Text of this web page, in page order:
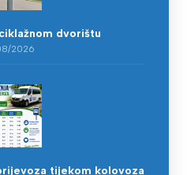
dvorištu
2026
tijekom kolovoza